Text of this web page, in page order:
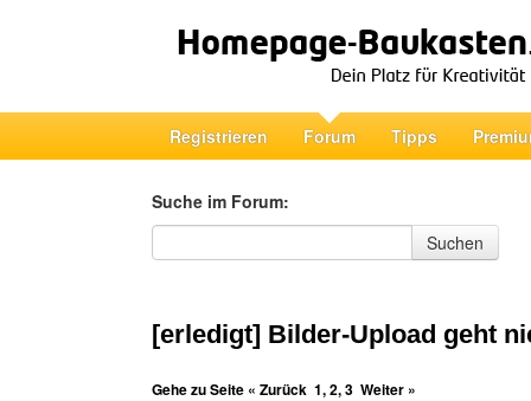
Registrieren Forum Tipps
Suche im Forum:
Suche im Forum
Suchen
[erledigt] Bilder-Upload geht
Gehe zu Seite « Zurück 1,2,3 Weiter »